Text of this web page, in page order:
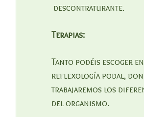
descontraturante.
Terapias:
Tanto podéis escoger
reflexología podal,
trabajaremos los
del organismo.